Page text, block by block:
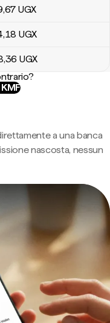
,67 UGX
,18 UGX
,36 UGX
a una banca
nascosta, nessun